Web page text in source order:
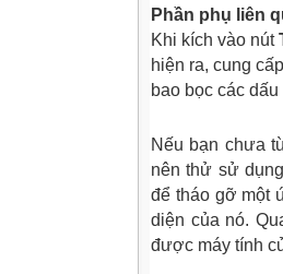
Phần phụ liên
Khi kích vào nút
hiện ra, cung
bao bọc các dấu
Nếu bạn chưa
nên thử sử
để tháo gỡ một
diện của nó.
được máy tính